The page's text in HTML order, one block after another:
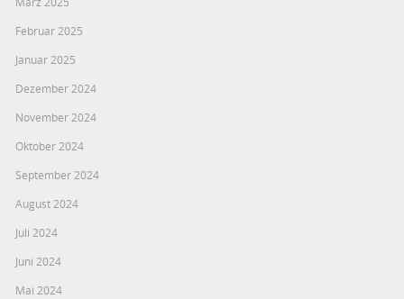
Februar 2025
Januar 2025
Dezember 2024
November 2024
Oktober 2024
September 2024
August 2024
Juli 2024
Juni 2024
Mai 2024